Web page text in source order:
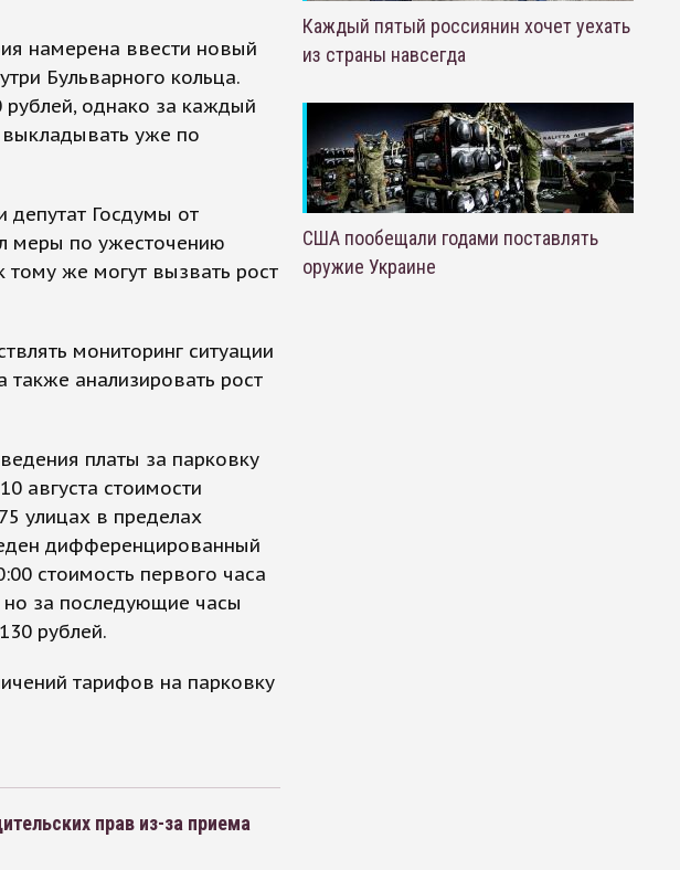
намерена ввести новый
Бульварного кольца.
рублей, однако за каждый
уже по
Госдумы от
меры по ужесточению
же могут вызвать рост
мониторинг ситуации
анализировать рост
платы за парковку
августа стоимости
улицах в пределах
дифференцированный
стоимость первого часа
но за последующие часы
рублей.
тарифов на парковку
прав из-за приема
Каждый пятый россиянин хочет уехать
из страны навсегда
США пообещали годами поставлять
оружие Украине